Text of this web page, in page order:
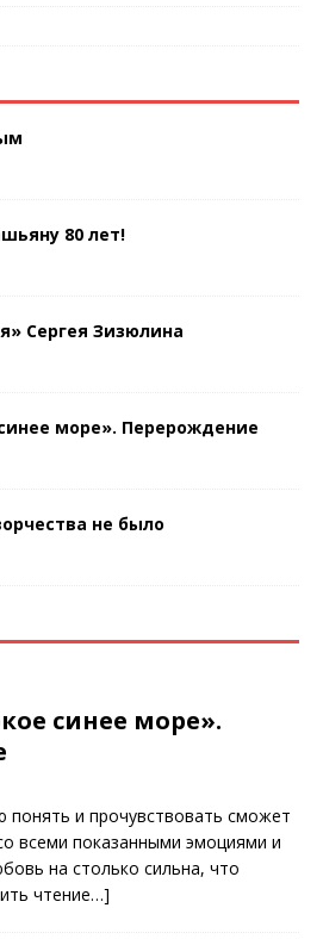
80 лет!
Сергея Зизюлина
море». Перерождение
не было
синее море».
и прочувствовать сможет
всеми показанными эмоциями и
на столько сильна, что
чтение…]